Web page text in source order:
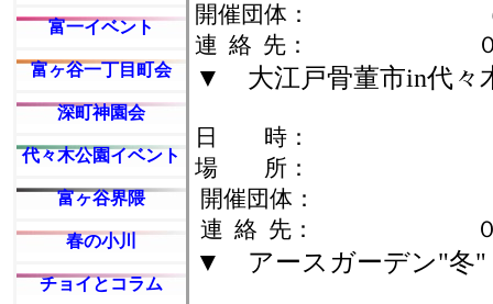
富一イベント
富ヶ谷一丁目町会
深町神園会
代々木公園イベント
富ヶ谷界隈
春の小川
チョイとコラム
開催団体： （一社
連 絡 先： ０３－
▼ 大江戸骨董市in代々
日 時： 1月11日
場 所： ケヤ
開催団体： 大江戸
連 絡 先： ０３－
▼ アースガーデン"冬"